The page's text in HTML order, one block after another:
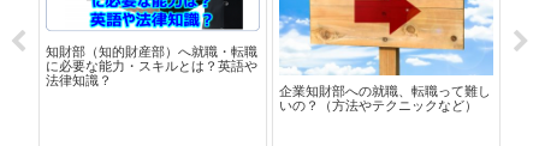
知財部（知的財産部）へ就職・転職
に必要な能力・スキルとは？英語や
法律知識？
企業知財部への就職、転職って難し
いの？（方法やテクニックなど）